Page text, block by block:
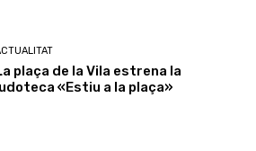
plaça de la Vila estrena la
ludoteca «Estiu a la plaça»